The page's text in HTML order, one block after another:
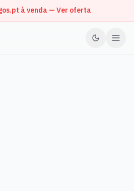
à venda — Ver oferta